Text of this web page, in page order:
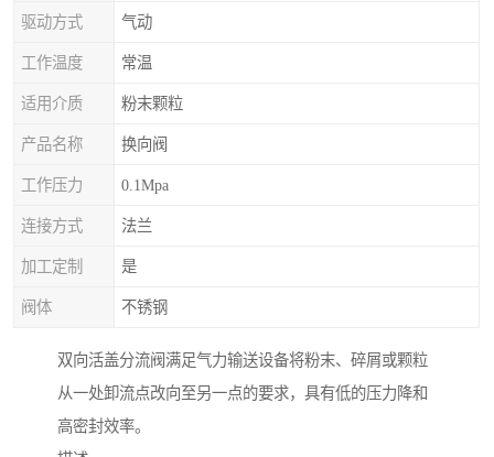
驱动方式 气动
工作温度 常温
适用介质 粉末颗粒
产品名称 换向阀
工作压力 0.1Mpa
连接方式 法兰
加工定制 是
阀体 不锈钢
双向活盖分流阀满足气力输送设备将粉末、碎屑或颗粒
从一处卸流点改向至另一点的要求，具有低的压力降和
高密封效率。